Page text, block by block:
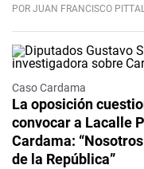
POR JUAN FRANCISCO
Caso Cardama
La oposición
convocar a Lacalle
Cardama:
de la República”